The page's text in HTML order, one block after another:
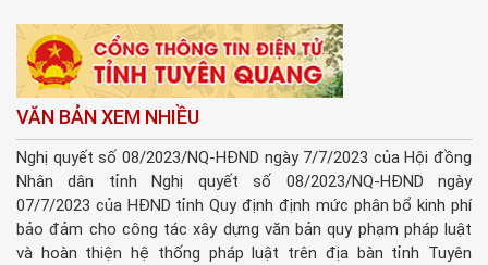
VĂN BẢN XEM NHIỀU
Nghị quyết số 08/2023/NQ-HĐND ngày 7/7/2023 của Hội đồng
Nhân dân tỉnh Nghị quyết số 08/2023/NQ-HĐND ngày
07/7/2023 của HĐND tỉnh Quy định định mức phân bổ kinh phí
bảo đảm cho công tác xây dựng văn bản quy phạm pháp luật
và hoàn thiện hệ thống pháp luật trên địa bàn tỉnh Tuyên